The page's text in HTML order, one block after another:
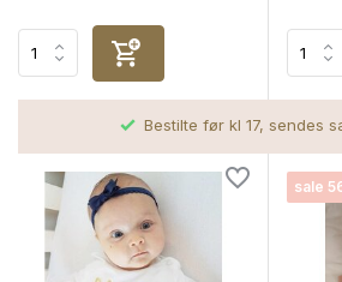
Bestilte før kl 17, sendes
sale